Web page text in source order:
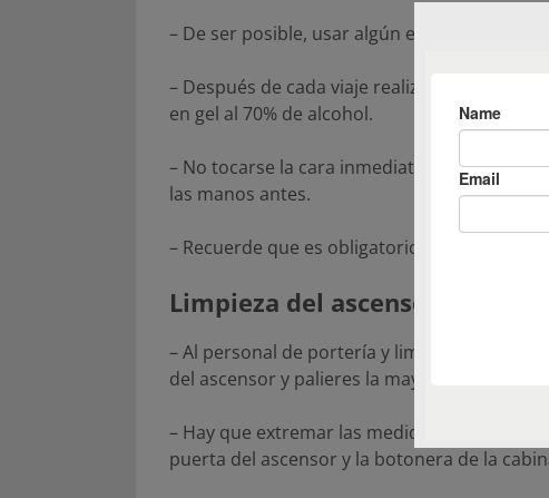
– De ser posible, usar algún elemento
– Después de cada viaje realizar un lavado
en gel al 70% de alcohol.
– No tocarse la cara inmediatamente al
las manos antes.
– Recuerde que es obligatorio el uso de
Limpieza del ascensor y las
– Al personal de portería y limpieza del
del ascensor y palieres la mayor cantidad de
– Hay que extremar las medidas de limpieza
puerta del ascensor y la botonera de la